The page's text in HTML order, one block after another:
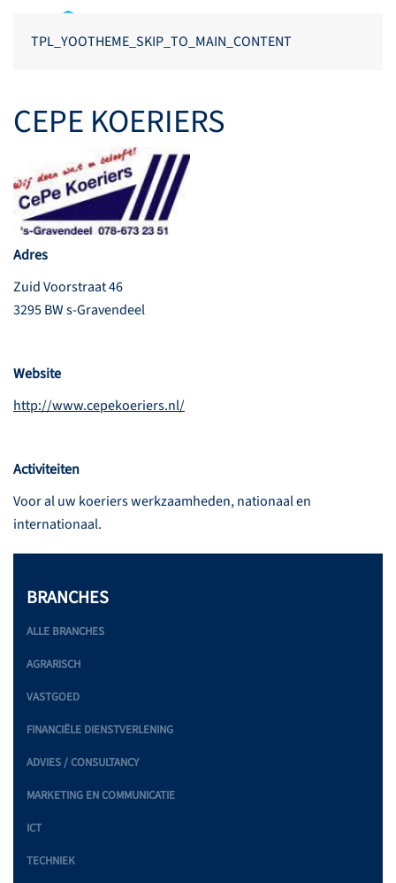
TPL_YOOTHEME_SKIP_TO_MAIN_CONTENT
CEPE KOERIERS
Adres
Zuid Voorstraat 46
3295 BW s-Gravendeel
Website
http://www.cepekoeriers.nl/
Activiteiten
Voor al uw koeriers werkzaamheden, nationaal en
internationaal.
BRANCHES
ALLE BRANCHES
AGRARISCH
VASTGOED
FINANCIËLE DIENSTVERLENING
ADVIES / CONSULTANCY
MARKETING EN COMMUNICATIE
ICT
TECHNIEK